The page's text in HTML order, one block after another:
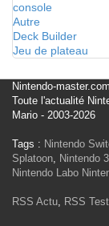
console
Autre
Deck Builder
Jeu de plateau
Nintendo-
Toute l'actualité
Mario - 2003-2026
Tags : Nintendo
Splatoon, Nintendo
Nintendo Labo
RSS Actu, RSS